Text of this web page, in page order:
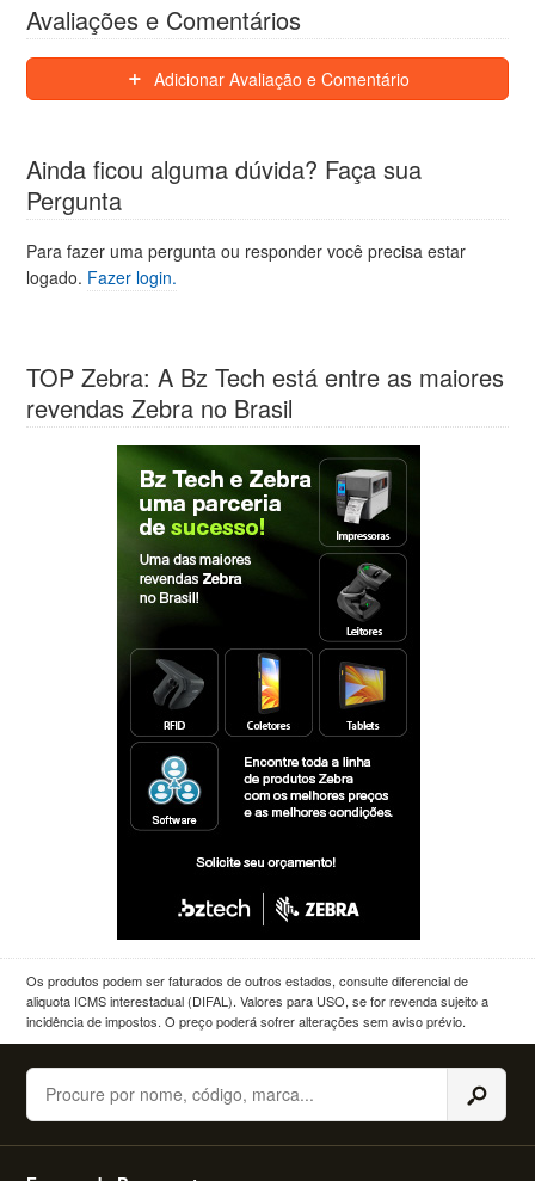
Avaliações e Comentários
Adicionar Avaliação e Comentário
Ainda ficou alguma dúvida? Faça sua
Pergunta
Para fazer uma pergunta ou responder você precisa estar
logado. Fazer login.
TOP Zebra: A Bz Tech está entre as maiores
revendas Zebra no Brasil
Os produtos podem ser faturados de outros estados, consulte diferencial de
aliquota ICMS interestadual (DIFAL). Valores para USO, se for revenda sujeito a
incidência de impostos. O preço poderá sofrer alterações sem aviso prévio.
Buscar